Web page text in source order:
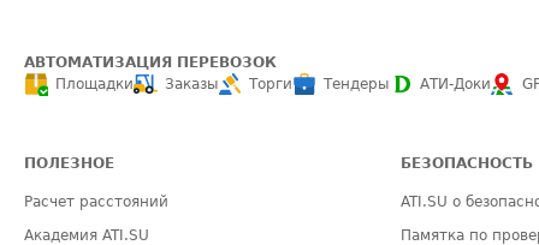
АВТОМАТИЗАЦИЯ ПЕРЕВОЗОК
Площадки
Заказы Торги Тендеры АТИ-Доки
ПОЛЕЗНОЕ
Расчет расстояний
Академия ATI.SU
БЕЗОПАСНОСТЬ
ATI.SU о
Памятка по